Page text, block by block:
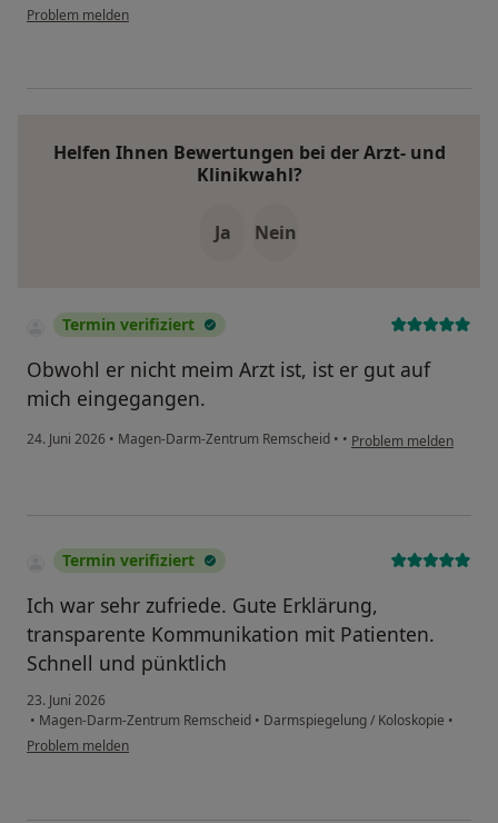
Problem melden
Helfen Ihnen Bewertungen bei der Arzt- und
Klinikwahl?
Ja Nein
Termin verifiziert
Obwohl er nicht meim Arzt ist, ist er gut auf
mich eingegangen.
24. Juni 2026 • Magen-Darm-Zentrum Remscheid • • Problem melden
Termin verifiziert
Ich war sehr zufriede. Gute Erklärung,
transparente Kommunikation mit Patienten.
Schnell und pünktlich
23. Juni 2026
• Magen-Darm-Zentrum Remscheid • Darmspiegelung / Koloskopie •
Problem melden